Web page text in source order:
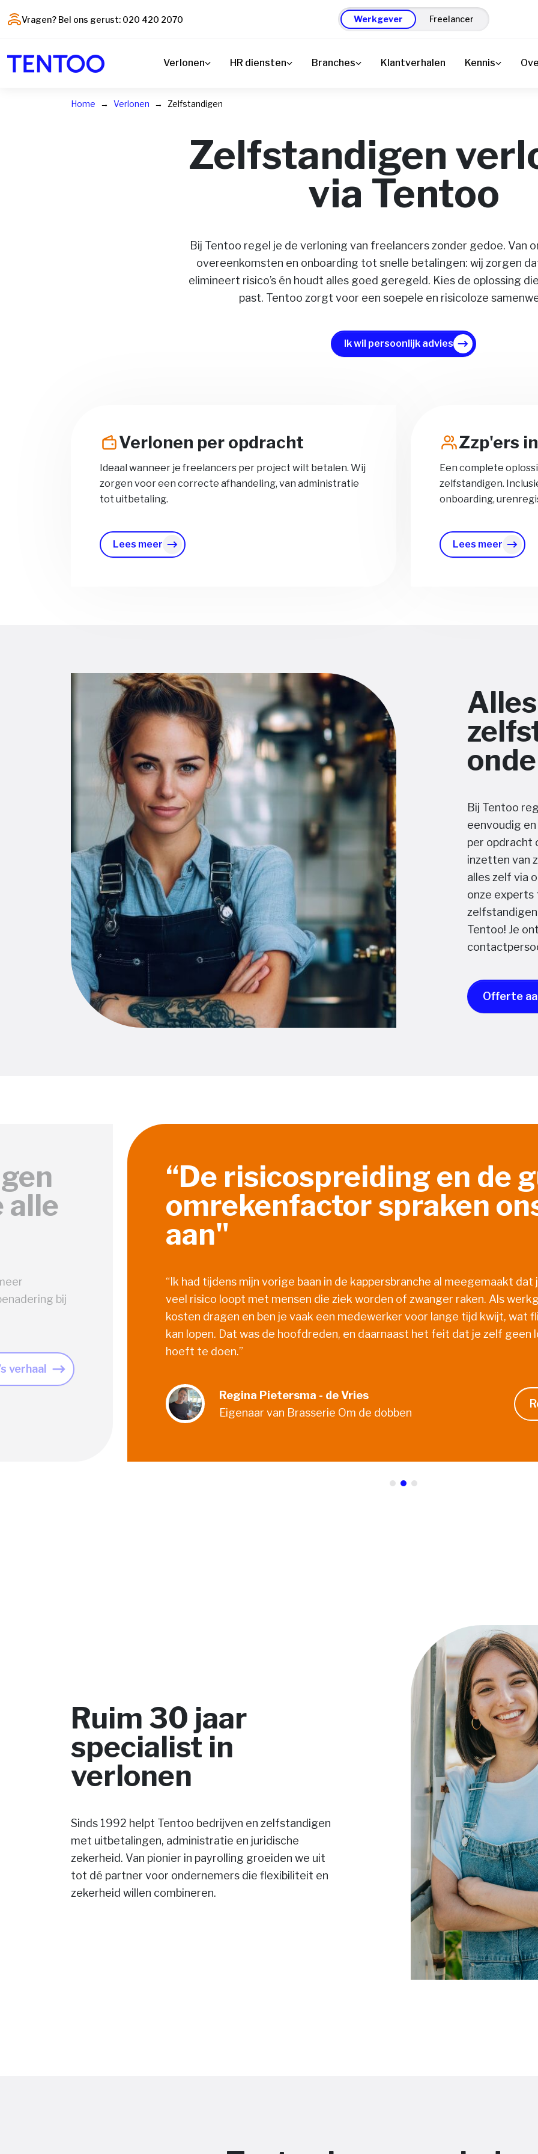
Vragen? Bel ons gerust: 020 420 2070 Werkgever Freelancer
Verlonen HR diensten Branches Klantverhalen Kennis
Home Verlonen Zelfstandigen
Zelfstandigen
via Tentoo
Bij Tentoo regel je de verloning van freelancers zonder gedoe. Van
overeenkomsten en onboarding tot snelle betalingen: wij zorgen
elimineert risico’s én houdt alles goed geregeld. Kies de oplossing
past. Tentoo zorgt voor een soepele en risicoloze
Ik wil persoonlijk advies
Verlonen per opdracht
Ideaal wanneer je freelancers per project wilt betalen. Wij
zorgen voor een correcte afhandeling, van administratie
tot uitbetaling.
Lees meer
Zzp'ers
Een complete
zelfstandigen.
onboarding,
Lees meer
Bij Tentoo
eenvoudig
per opdracht
inzetten van
alles zelf via
onze experts
zelfstandigen
Tentoo! Je
Offerte
alle
bij
verhaal
“De risicospreiding en de
omrekenfactor spraken
aan"
“Ik had tijdens mijn vorige baan in de kappersbranche al meegemaakt
veel risico loopt met mensen die ziek worden of zwanger raken. Als
kosten dragen en ben je vaak een medewerker voor lange tijd kwijt, wat
kan lopen. Dat was de hoofdreden, en daarnaast het feit dat je zelf geen
hoeft te doen.”
Regina Pietersma - de Vries
Eigenaar van Brasserie Om de dobben
Ruim 30 jaar
specialist in
verlonen
Sinds 1992 helpt Tentoo bedrijven en zelfstandigen
met uitbetalingen, administratie en juridische
zekerheid. Van pionier in payrolling groeiden we uit
tot dé partner voor ondernemers die flexibiliteit en
zekerheid willen combineren.